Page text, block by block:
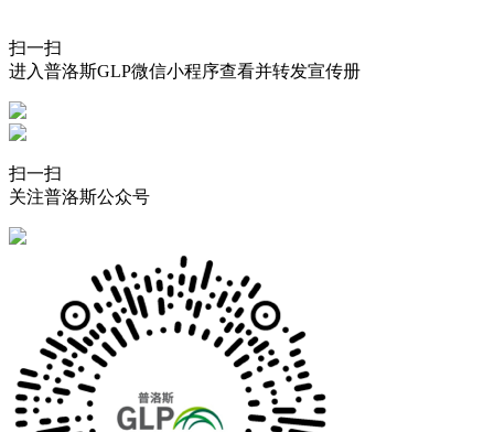
扫一扫
进入普洛斯GLP微信小程序查看并转发宣传册
扫一扫
关注普洛斯公众号